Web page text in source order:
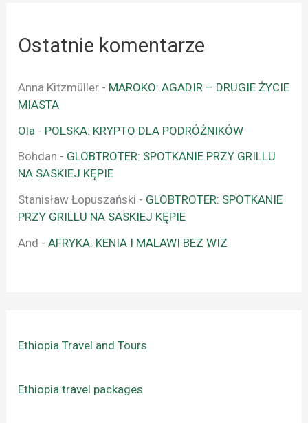
Ostatnie komentarze
Anna Kitzmüller - MAROKO: AGADIR – DRUGIE ŻYCIE
MIASTA
Ola - POLSKA: KRYPTO DLA PODRÓŻNIKÓW
Bohdan - GLOBTROTER: SPOTKANIE PRZY GRILLU
NA SASKIEJ KĘPIE
Stanisław Łopuszański - GLOBTROTER: SPOTKANIE
PRZY GRILLU NA SASKIEJ KĘPIE
And -AFRYKA: KENIA I MALAWI BEZ WIZ
Ethiopia Travel and Tours
Ethiopia travel packages